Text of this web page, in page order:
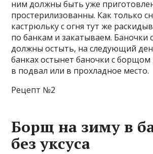
ним должны быть уже
простерилизованны. Как только
кастрюльку с огня тут же
по банкам и закатываем. Баночки
должны остыть, на следующий
банках остынет баночки с
в подвал или в прохладное место.
Рецепт №2
Борщ на зиму в
без уксуса